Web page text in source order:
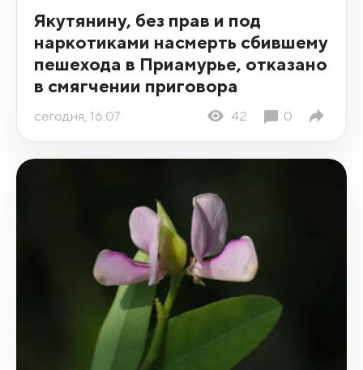
Якутянину, без прав и под
наркотиками насмерть сбившему
пешехода в Приамурье, отказано
в смягчении приговора
сегодня, 16:07 42 0